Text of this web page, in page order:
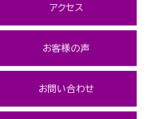
アクセス
お客様の声
お問い合わせ